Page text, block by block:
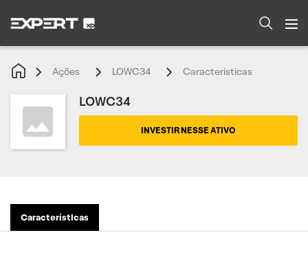
Ações LOWC34 Características
LOWC34
INVESTIR NESSE ATIVO
Características